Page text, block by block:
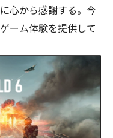
心から感謝する。今
ーム体験を提供して